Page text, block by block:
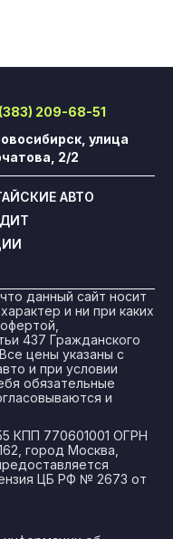
209-68-51
улица
2/2
АВТО
данный сайт носит
и ни при каких
437 Гражданского
цены указаны с
и при условии
обязательные
и
КПП 770601001 ОГРН
город Москва,
ЦБ РФ № 2673 от